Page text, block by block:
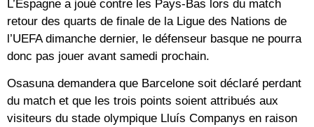
L’Espagne a joué contre les Pays-Bas lors du match
retour des quarts de finale de la Ligue des Nations de
l’UEFA dimanche dernier, le défenseur basque ne pourra
donc pas jouer avant samedi prochain.
Osasuna demandera que Barcelone soit déclaré perdant
du match et que les trois points soient attribués aux
visiteurs du stade olympique Lluís Companys en raison